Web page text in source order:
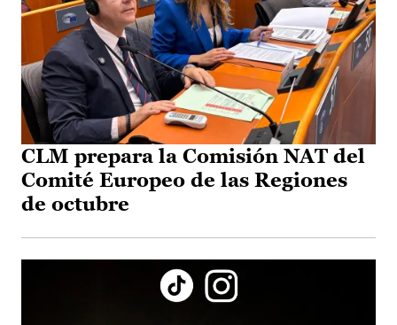
CLM prepara la Comisión NAT del
Comité Europeo de las Regiones
de octubre